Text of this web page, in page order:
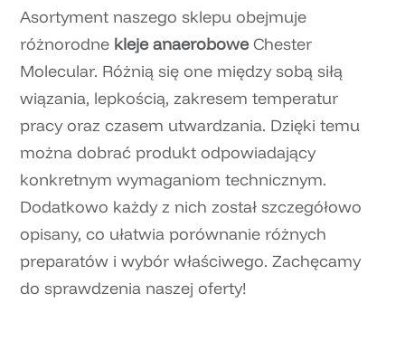
Asortyment naszego sklepu obejmuje
różnorodne kleje anaeroboweChester
Molecular. Różnią się one między sobą siłą
wiązania, lepkością, zakresem temperatur
pracy oraz czasem utwardzania. Dzięki temu
można dobrać produkt odpowiadający
konkretnym wymaganiom technicznym.
Dodatkowo każdy z nich został szczegółowo
opisany, co ułatwia porównanie różnych
preparatów i wybór właściwego. Zachęcamy
do sprawdzenia naszej oferty!